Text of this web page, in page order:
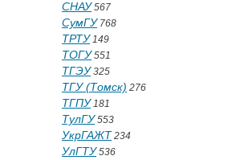
СНАУ567
СумГУ768
ТРТУ149
ТОГУ551
ТГЭУ325
ТГУ (Томск) 276
ТГПУ181
ТулГУ553
УкрГАЖТ 234
УлГТУ536